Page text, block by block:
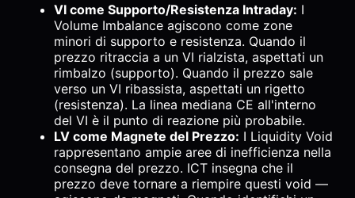
VI come Supporto/Resistenza Intraday: I
Volume Imbalance agiscono come zone
minori di supporto e resistenza. Quando il
prezzo ritraccia a un VI rialzista, aspettati un
rimbalzo (supporto). Quando il prezzo sale
verso un VI ribassista, aspettati un rigetto
(resistenza). La linea mediana CE all'interno
del VI è il punto di reazione più probabile.
LV come Magnete del Prezzo: I Liquidity Void
rappresentano ampie aree di inefficienza nella
consegna del prezzo. ICT insegna che il
prezzo deve tornare a riempire questi void —